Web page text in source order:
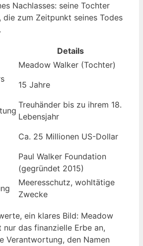
Nachlasses: seine Tochter
die zum Zeitpunkt seines Todes
Details
Meadow Walker (Tochter)
15 Jahre
Treuhänder bis zu ihrem 18.
Lebensjahr
Ca. 25 Millionen US-Dollar
Paul Walker Foundation
(gegründet 2015)
Meeresschutz, wohltätige
Zwecke
ein klares Bild: Meadow
das finanzielle Erbe an,
Verantwortung, den Namen